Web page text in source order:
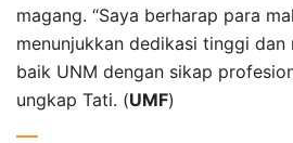
magang. “Saya berharap para
menunjukkan dedikasi tinggi dan
baik UNM dengan sikap
ungkap Tati. (UMF)